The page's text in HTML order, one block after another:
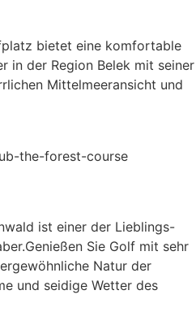
bietet eine komfortable
in der Region Belek mit seiner
Mittelmeeransicht und
ist einer der Lieblings-
Sie Golf mit sehr
Natur der
und seidige Wetter des